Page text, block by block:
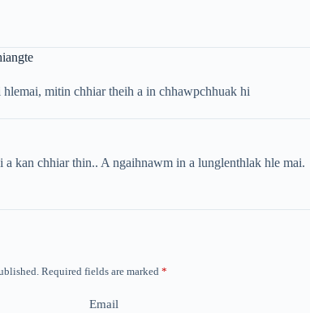
mitin chhiar theih a in chhawpchhuak hi
a kan chhiar thin.. A ngaihnawm in a lunglenthlak hle mai.
Required fields are marked *
Email